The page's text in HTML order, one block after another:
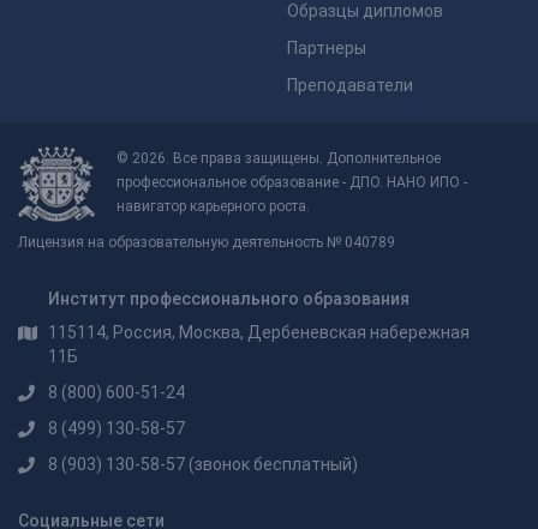
Образцы дипломов
Партнеры
Преподаватели
© 2026. Все права защищены. Дополнительное
профессиональное образование - ДПО. НАНО ИПО -
навигатор карьерного роста.
Лицензия на образовательную деятельность № 040789
Институт профессионального образования
115114, Россия, Москва, Дербеневская набережная
11Б
8 (800) 600-51-24
8 (499) 130-58-57
8 (903) 130-58-57 (звонок бесплатный)
Социальные сети